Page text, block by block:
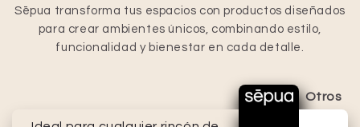
Sēpua transforma tus espacios con productos diseñados
para crear ambientes únicos, combinando estilo,
funcionalidad y bienestar en cada detalle.
Otros